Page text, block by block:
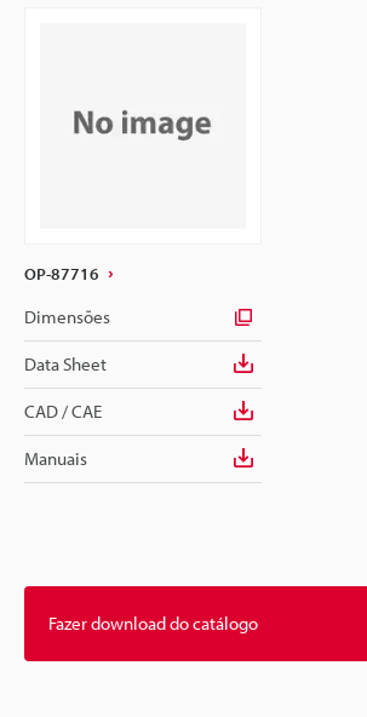
OP-87716
Dimensões
Data Sheet
CAD / CAE
Manuais
Fazer download do catálogo